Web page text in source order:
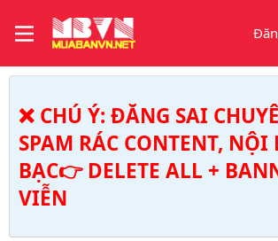
❌ CHÚ Ý: ĐĂNG SAI
SPAM RÁC CONTENT, NỘI
BẠC👉 DELETE ALL +
VIỄN